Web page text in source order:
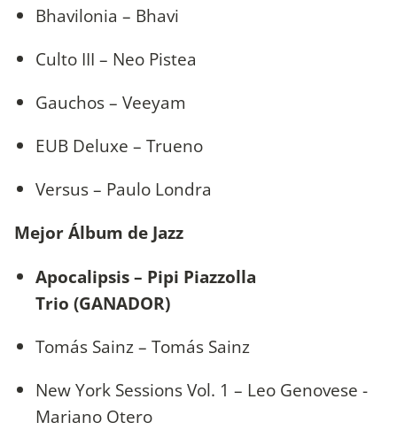
Bhavilonia – Bhavi
Culto III – Neo Pistea
Gauchos – Veeyam
EUB Deluxe – Trueno
Versus – Paulo Londra
Mejor Álbum de Jazz
Apocalipsis – Pipi Piazzolla
Trio (GANADOR)
Tomás Sainz – Tomás Sainz
New York Sessions Vol. 1 – Leo Genovese -
Mariano Otero